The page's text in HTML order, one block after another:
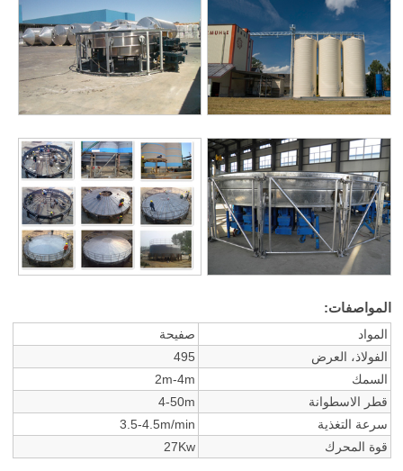
المواصفات:
المواد
صفيحة
الفولاذ، العرض
495
السمك
2m-4m
قطر الاسطوانة
4-50m
سرعة التغذية
3.5-4.5m/min
قوة المحرك
27Kw